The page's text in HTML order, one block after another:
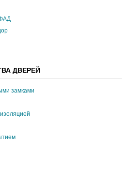
ДВЕРЕЙ
замками